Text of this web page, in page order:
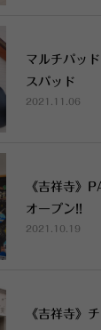
マルチパッ
スパッド
2021.11.06
《吉祥寺》
オープン!!
2021.10.19
《吉祥寺》